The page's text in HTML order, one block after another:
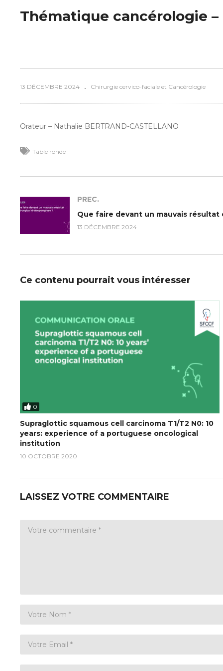
Thématique cancérologie
13 DÉCEMBRE 2024 Chirurgie cervico-faciale et Cancérologie
Orateur – Nathalie BERTRAND-CASTELLANO
Table ronde
PREC.
13 DÉCEMBRE 2024
Ce contenu pourrait vous intéresser
0
Supraglottic squamous cell carcinoma T1/T2 N0: 10
years: experience of a portuguese oncological
institution
10 OCTOBRE 2020
LAISSEZ VOTRE COMMENTAIRE